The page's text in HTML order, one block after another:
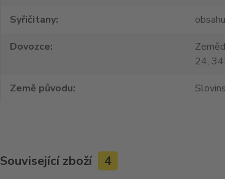
Syřičitany
Dovozce
24,
Země původu
Související zboží 4